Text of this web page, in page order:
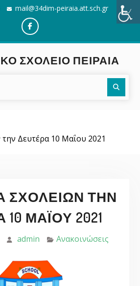
mail@34dim-peiraia.att.sch.gr
ΣΧΟΛΕΊΟ ΠΕΙΡΑΙΆ
Δευτέρα 10 Μαΐου 2021
ΣΧΟΛΕΊΩΝ ΤΗΝ
ΜΑΪ́ΟΥ 2021
admin Ανακοινώσεις